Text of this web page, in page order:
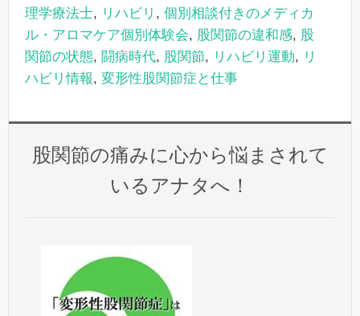
理学療法士, リハビリ , 個別相談付きのメディカ
ル・アロマケア個別体験会, 股関節の違和感, 股
関節の状態, 闘病時代, 股関節, リハビリ運動, リ
ハビリ情報, 変形性股関節症と仕事
股関節の痛みに心から悩まされて
いるアナタへ！